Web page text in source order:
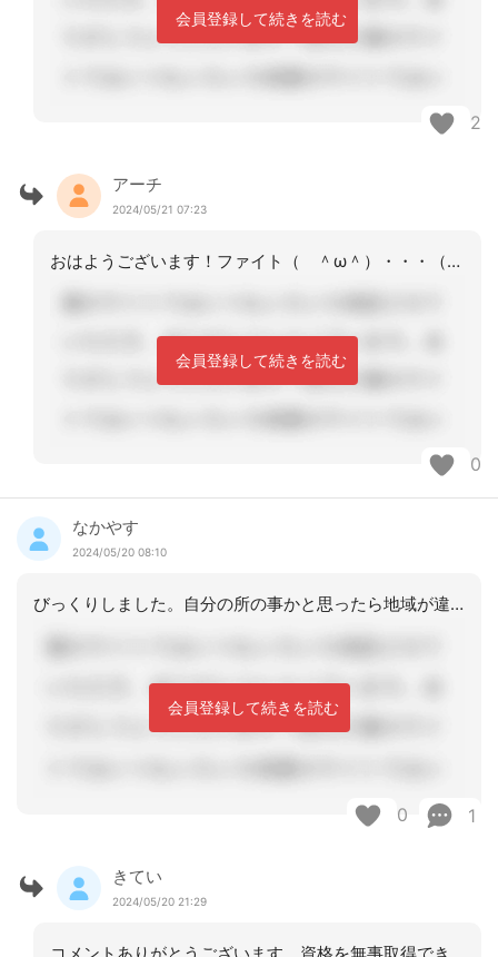
会員登録して続きを読む
2
アーチ
2024/05/21 07:23
おはようございます！ファイト（ ＾ω＾）・・・（ ＾ω＾）・・・
会員登録して続きを読む
0
なかやす
2024/05/20 08:10
びっくりしました。自分の所の事かと思ったら地域が違うのでちょっと残念でした。事業
会員登録して続きを読む
0 1
きてい
2024/05/20 21:29